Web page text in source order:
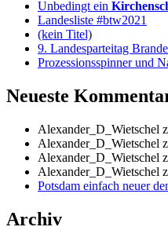
Unbedingt ein
Landesliste #btw2021
(kein Titel)
9. Landesparteitag
Prozessionsspinner und
Neueste
Alexander_D_Wietschel
Alexander_D_Wietschel
Alexander_D_Wietschel
Alexander_D_Wietschel
Potsdam einfach neuer
Archiv